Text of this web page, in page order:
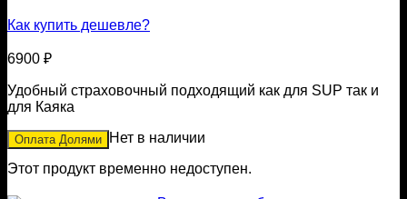
Как купить дешевле?
6900 ₽
Удобный страховочный подходящий как для SUP так и
для Каяка
Оплата Долями
Нет в наличии
Этот продукт временно недоступен.